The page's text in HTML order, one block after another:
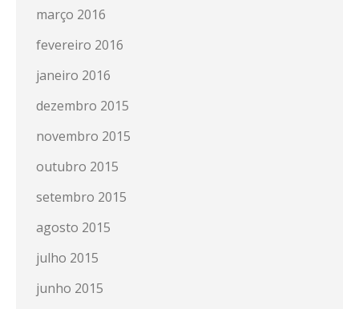
março 2016
fevereiro 2016
janeiro 2016
dezembro 2015
novembro 2015
outubro 2015
setembro 2015
agosto 2015
julho 2015
junho 2015